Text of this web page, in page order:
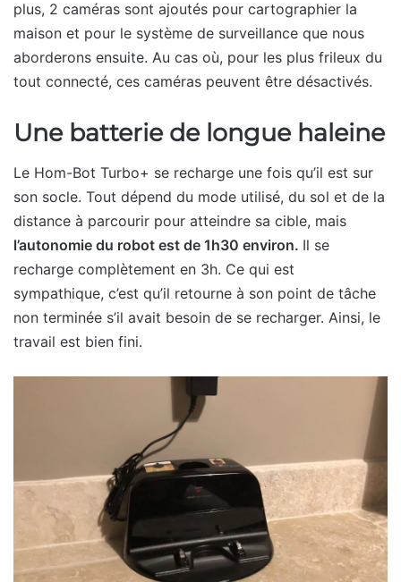
plus, 2 caméras sont ajoutés pour cartographier la
maison et pour le système de surveillance que nous
aborderons ensuite. Au cas où, pour les plus frileux du
tout connecté, ces caméras peuvent être désactivés.
Une batterie de longue haleine
Le Hom-Bot Turbo+ se recharge une fois qu’il est sur
son socle. Tout dépend du mode utilisé, du sol et de la
distance à parcourir pour atteindre sa cible, mais
l’autonomie du robot est de 1h30 environ. Il se
recharge complètement en 3h. Ce qui est
sympathique, c’est qu’il retourne à son point de tâche
non terminée s’il avait besoin de se recharger. Ainsi, le
travail est bien fini.